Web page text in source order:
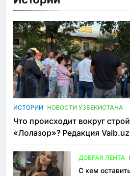
ИСТОРИИ НОВОСТИ УЗБЕКИСТАНА
Что происходит вокруг
«Лолазор»? Редакция
ДОБРАЯ ЛЕНТА
С кем